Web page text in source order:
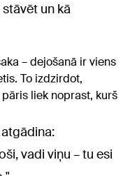
un kā
– dejošanā ir viens
To izdzirdot,
liek noprast, kurš
vadi viņu – tu esi